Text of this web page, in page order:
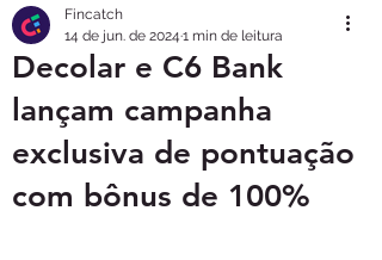
Decolar e C6 Bank
lançam campanha
exclusiva de pontuação
com bônus de 100%
Fincatch
14 de jun. de 2024 1 min de leitura